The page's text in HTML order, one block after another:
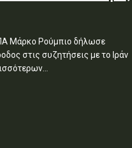
Μάρκο Ρούμπιο δήλωσε
στις συζητήσεις με το Ιράν